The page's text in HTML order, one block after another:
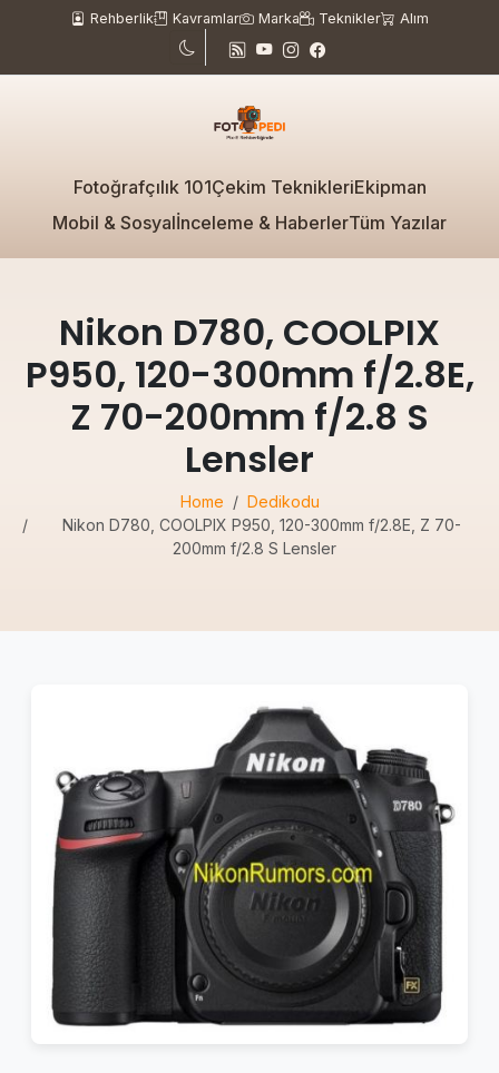
Rehberlik Kavramlar Marka Teknikler Alım
Fotoğrafçılık 101Çekim TeknikleriEkipman
Mobil & Sosyalİnceleme & HaberlerTüm Yazılar
Nikon D780, COOLPIX
P950, 120-300mm f/2.8E,
Z 70-200mm f/2.8 S
Lensler
Home
Dedikodu
Nikon D780, COOLPIX P950, 120-300mm f/2.8E, Z 70-
200mm f/2.8 S Lensler